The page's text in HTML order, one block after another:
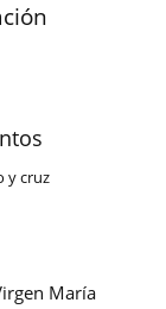
y cruz
María